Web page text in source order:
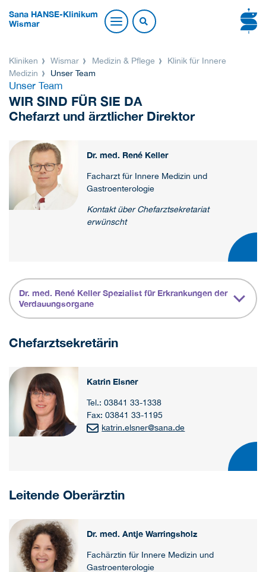
Sana HANSE-Klinikum
Wismar
Kliniken Wismar Medizin & Pflege
Klinik für Innere
Medizin
Unser Team
Unser Team
WIR SIND FÜR SIE DA
Chefarzt und ärztlicher Direktor
Dr. med. René Keller
Facharzt für Innere Medizin und
Gastroenterologie
Kontakt über Chefarztsekretariat
erwünscht
Dr. med. René Keller Spezialist für Erkrankungen der
Verdauungsorgane
Chefarztsekretärin
Katrin Elsner
Tel.: 03841 33-1338
Fax: 03841 33-1195
katrin.elsner@sana.de
Leitende Oberärztin
Dr. med. Antje Warringsholz
Fachärztin für Innere Medizin und
Gastroenterologie